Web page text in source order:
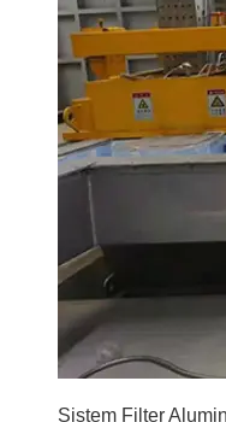
Sistem Filter